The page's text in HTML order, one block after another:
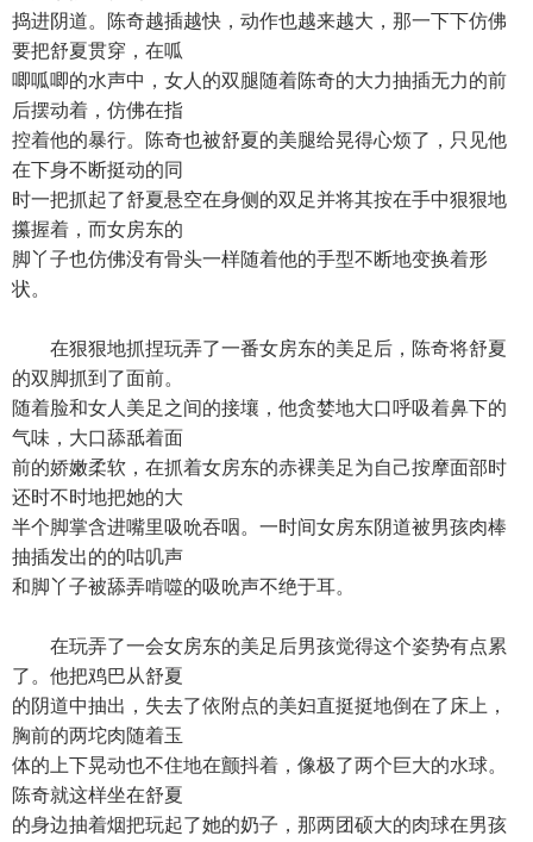
捣进阴道。陈奇越插越快，动作也越来越大，那一下下仿佛
要把舒夏贯穿，在呱
唧呱唧的水声中，女人的双腿随着陈奇的大力抽插无力的前
后摆动着，仿佛在指
控着他的暴行。陈奇也被舒夏的美腿给晃得心烦了，只见他
在下身不断挺动的同
时一把抓起了舒夏悬空在身侧的双足并将其按在手中狠狠地
攥握着，而女房东的
脚丫子也仿佛没有骨头一样随着他的手型不断地变换着形
状。
在狠狠地抓捏玩弄了一番女房东的美足后，陈奇将舒夏
的双脚抓到了面前。
随着脸和女人美足之间的接壤，他贪婪地大口呼吸着鼻下的
气味，大口舔舐着面
前的娇嫩柔软，在抓着女房东的赤裸美足为自己按摩面部时
还时不时地把她的大
半个脚掌含进嘴里吸吮吞咽。一时间女房东阴道被男孩肉棒
抽插发出的的咕叽声
和脚丫子被舔弄啃噬的吸吮声不绝于耳。
在玩弄了一会女房东的美足后男孩觉得这个姿势有点累
了。他把鸡巴从舒夏
的阴道中抽出，失去了依附点的美妇直挺挺地倒在了床上，
胸前的两坨肉随着玉
体的上下晃动也不住地在颤抖着，像极了两个巨大的水球。
陈奇就这样坐在舒夏
的身边抽着烟把玩起了她的奶子，那两团硕大的肉球在男孩